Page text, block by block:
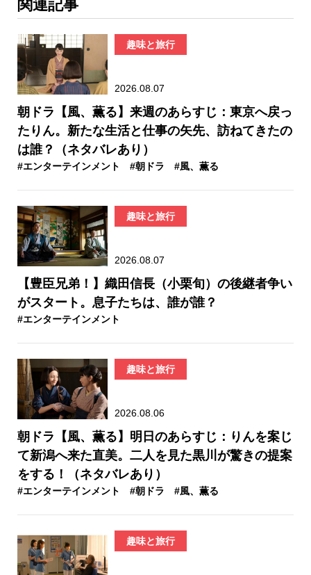
関連記事
趣味と旅行
2026.08.07
朝ドラ【風、薫る】来週のあらすじ：東京へ戻っ
たりん。新たな生活と仕事の矢先、訪ねてきたの
は誰？（ネタバレあり）
#エンターテインメント #朝ドラ #風、薫る
趣味と旅行
2026.08.07
【豊臣兄弟！】織田信長（小栗旬）の後継者争い
がスタート。息子たちは、誰が誰？
#エンターテインメント
趣味と旅行
2026.08.06
朝ドラ【風、薫る】明日のあらすじ：​りんを案じ
て新潟へ来た直美。二人を見た黒川が驚きの提案
をする！（ネタバレあり）
#エンターテインメント #朝ドラ #風、薫る
趣味と旅行